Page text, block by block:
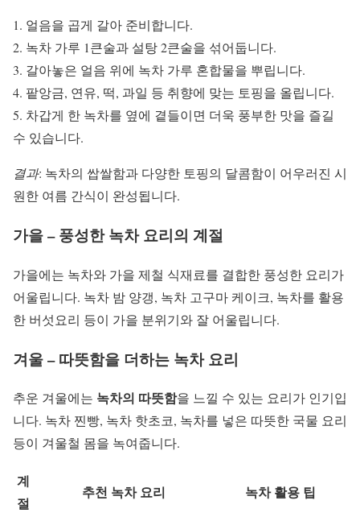
1. 얼음을 곱게 갈아 준비합니다.
2. 녹차 가루 1큰술과 설탕 2큰술을 섞어둡니다.
3. 갈아놓은 얼음 위에 녹차 가루 혼합물을 뿌립니다.
4. 팥앙금, 연유, 떡, 과일 등 취향에 맞는 토핑을 올립니다.
5. 차갑게 한 녹차를 옆에 곁들이면 더욱 풍부한 맛을 즐길
수 있습니다.
결과: 녹차의 쌉쌀함과 다양한 토핑의 달콤함이 어우러진 시
원한 여름 간식이 완성됩니다.
가을 – 풍성한 녹차 요리의 계절
가을에는 녹차와 가을 제철 식재료를 결합한 풍성한 요리가
어울립니다. 녹차 밤 양갱, 녹차 고구마 케이크, 녹차를 활용
한 버섯요리 등이 가을 분위기와 잘 어울립니다.
겨울 – 따뜻함을 더하는 녹차 요리
추운 겨울에는 녹차의 따뜻함을 느낄 수 있는 요리가 인기입
니다. 녹차 찐빵, 녹차 핫초코, 녹차를 넣은 따뜻한 국물 요리
등이 겨울철 몸을 녹여줍니다.
계
절
추천 녹차 요리 녹차 활용 팁